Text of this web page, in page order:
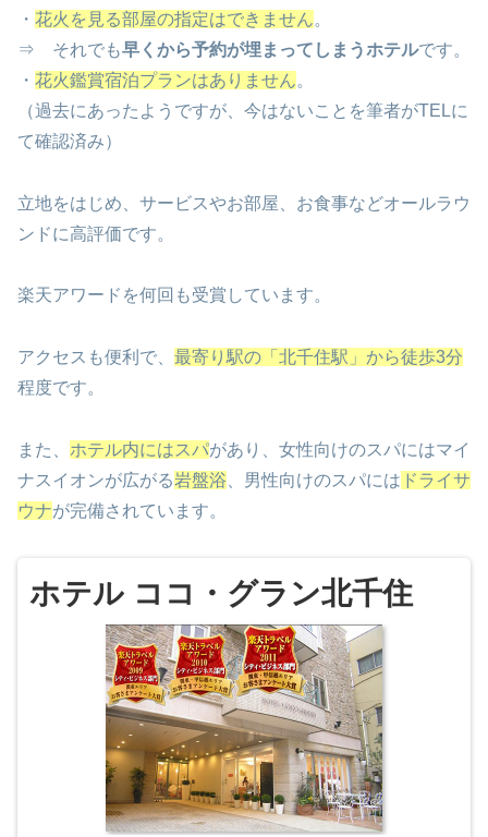
・ 花火を見る部屋の指定はできません。
⇒ それでも早くから予約が埋まってしまうホテルです。
・ 花火鑑賞宿泊プランはありません。
（過去にあったようですが、今はないことを筆者がTELに
て確認済み）
立地をはじめ、サービスやお部屋、お食事などオールラウ
ンドに高評価です。
楽天アワードを何回も受賞しています。
アクセスも便利で、 最寄り駅の「北千住駅」から徒歩3分
程度です。
また、 ホテル内にはスパがあり、女性向けのスパにはマイ
ナスイオンが広がる岩盤浴 、男性向けのスパには ドライサ
ウナが完備されています。
ホテル ココ・グラン北千住